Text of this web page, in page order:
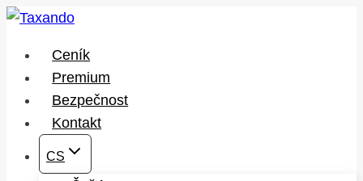
Přeskočit
obsah
Ceník
Premium
Bezpečnost
Kontakt
CS